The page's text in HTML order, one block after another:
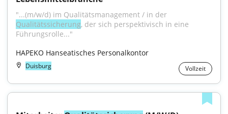
Qualitätssicherung, der sich perspektivisch in eine
Führungsrolle..."
HAPEKO Hanseatisches Personalkontor
Duisburg Vollzeit